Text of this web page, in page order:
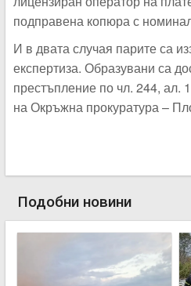
подправена копюра с
И в двата случая парите са
експертиза. Образувани са
престъпление по чл. 244, ал.
на Окръжна прокуратура –
Подобни новини